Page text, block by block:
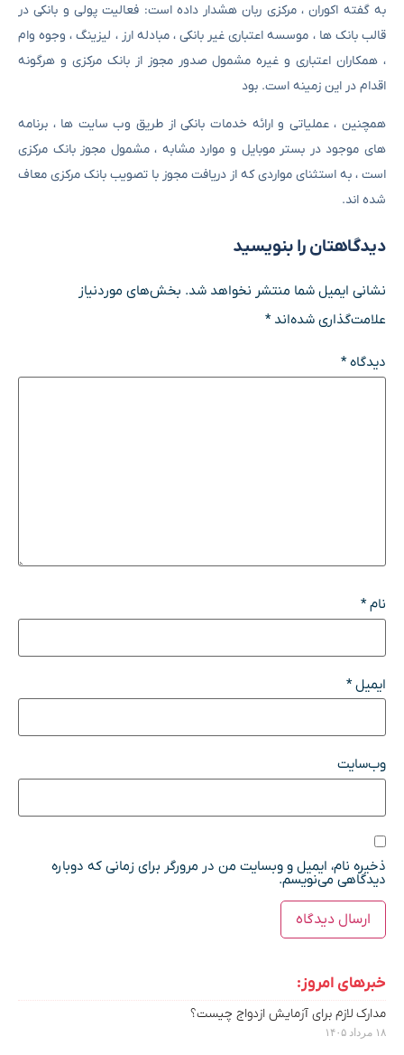
به گفته اکوران ، مرکزی ربان هشدار داده است: فعالیت پولی و بانکی در
قالب بانک ها ، موسسه اعتباری غیر بانکی ، مبادله ارز ، لیزینگ ، وجوه وام
، همکاران اعتباری و غیره مشمول صدور مجوز از بانک مرکزی و هرگونه
اقدام در این زمینه است. بود
همچنین ، عملیاتی و ارائه خدمات بانکی از طریق وب سایت ها ، برنامه
های موجود در بستر موبایل و موارد مشابه ، مشمول مجوز بانک مرکزی
است ، به استثنای مواردی که از دریافت مجوز با تصویب بانک مرکزی معاف
شده اند.
دیدگاهتان را بنویسید
نشانی ایمیل شما منتشر نخواهد شد. بخش‌های موردنیاز
علامت‌گذاری شده‌اند*
دیدگاه*
نام*
ایمیل*
وب‌سایت
ذخیره نام، ایمیل و وبسایت من در مرورگر برای زمانی که دوباره
دیدگاهی می‌نویسم.
خبرهای امروز:
مدارک لازم برای آزمایش ازدواج چیست؟
۱۸ مرداد ۱۴۰۵